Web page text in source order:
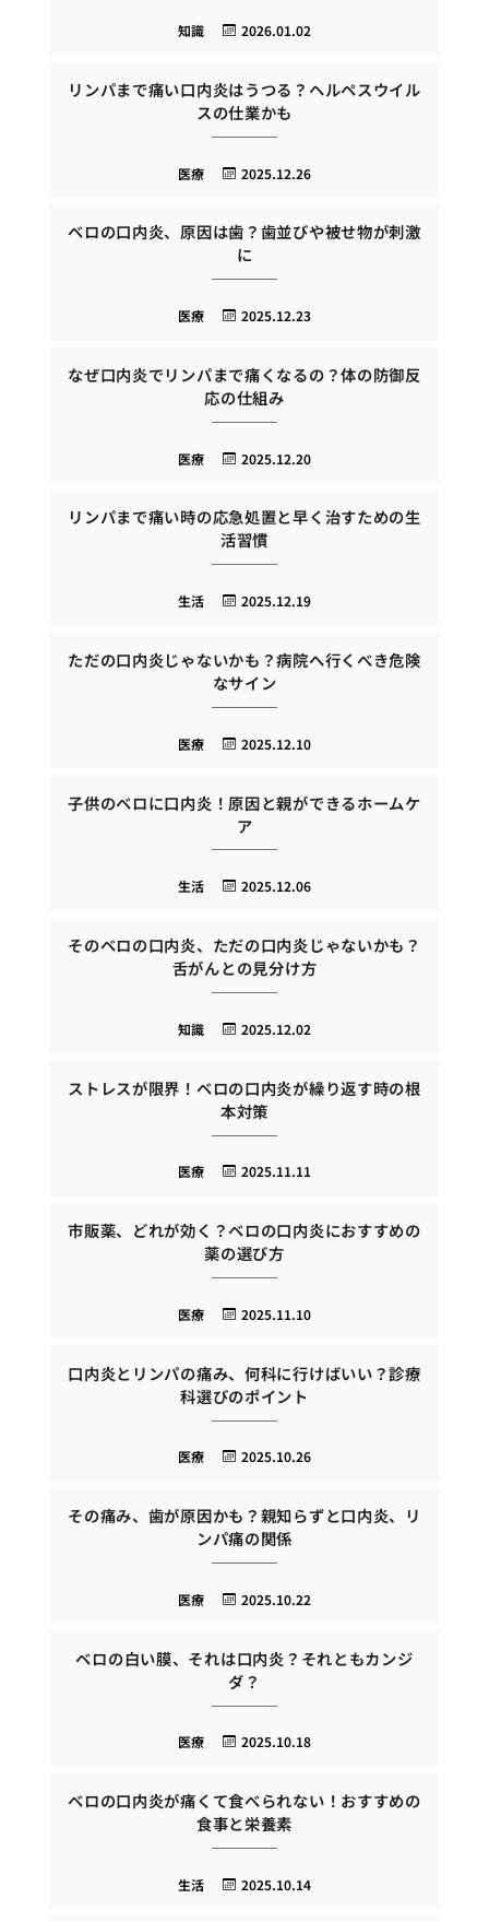
2026.01.02
知識
リンパまで痛い口内炎はうつる？ヘルペスウイル
スの仕業かも
2025.12.26
医療
ベロの口内炎、原因は歯？歯並びや被せ物が刺激
に
2025.12.23
医療
なぜ口内炎でリンパまで痛くなるの？体の防御反
応の仕組み
2025.12.20
医療
リンパまで痛い時の応急処置と早く治すための生
活習慣
2025.12.19
生活
ただの口内炎じゃないかも？病院へ行くべき危険
なサイン
2025.12.10
医療
子供のベロに口内炎！原因と親ができるホームケ
ア
2025.12.06
生活
そのベロの口内炎、ただの口内炎じゃないかも？
舌がんとの見分け方
2025.12.02
知識
ストレスが限界！ベロの口内炎が繰り返す時の根
本対策
2025.11.11
医療
市販薬、どれが効く？ベロの口内炎におすすめの
薬の選び方
2025.11.10
医療
口内炎とリンパの痛み、何科に行けばいい？診療
科選びのポイント
2025.10.26
医療
その痛み、歯が原因かも？親知らずと口内炎、リ
ンパ痛の関係
2025.10.22
医療
ベロの白い膜、それは口内炎？それともカンジ
ダ？
2025.10.18
医療
ベロの口内炎が痛くて食べられない！おすすめの
食事と栄養素
2025.10.14
生活